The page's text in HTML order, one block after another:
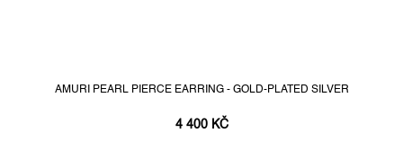
AMURI PEARL PIERCE EARRING - GOLD-PLATED SILVER
4 400 KČ